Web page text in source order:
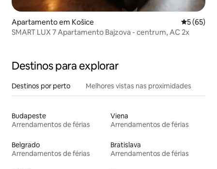
Apartamento em Košice
5 (65)
SMART LUX 7 Apartamento Bajzova - centrum, AC 2x
Destinos para explorar
Destinos por perto Melhores vistas nas proximidades
Budapeste
Arrendamentos de férias
Viena
Arrendamentos de férias
Belgrado
Arrendamentos de férias
Bratislava
Arrendamentos de férias